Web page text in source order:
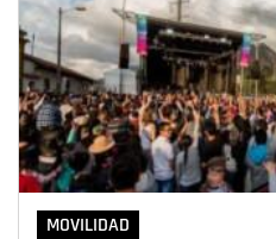
MOVILIDAD